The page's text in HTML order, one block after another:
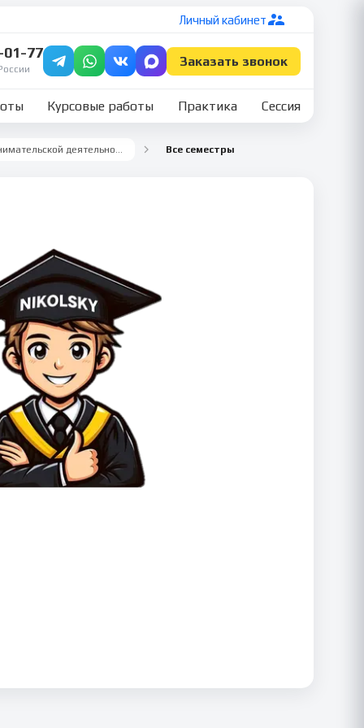
Личный кабинет
01-77 Заказать звонок
Курсовые работы Практика Сессия
Правовое регулирование предпринимательской деятельности Все семестры